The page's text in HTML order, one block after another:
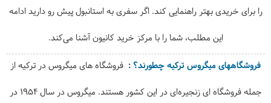
را برای خریدی بهتر راهنمایی کند. اگر سفری به استانبول پیش رو دارید ادامه
این مطلب، شما را با مرکز خرید کانیون آشنا می‌کند.
فروشگاه‎های میگروس ترکیه چطورند؟
فروشگاه های میگروس در ترکیه از
جمله فروشگاه ای زنجیره‌ای در این کشور هستند. میگروس در سال 1954 در